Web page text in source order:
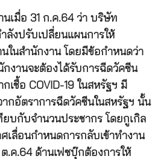
นเมื่อ 31 ก.ค.64 ว่า บริษัท
ลังปรับเปลี่ยนแผนการให้
ในสำนักงาน โดยมีข้อกำหนดว่า
งานจะต้องได้รับการฉีดวัคซีน
เชื้อ COVID-19 ในสหรัฐฯ มี
ากอัตราการฉีดวัคซีนในสหรัฐฯ นั้น
บกับจำนวนประชากร โดยกูเกิล
เลื่อนกำหนดการกลับเข้าทำงาน
.ค.64 ด้านเฟซบุ๊กต้องการให้